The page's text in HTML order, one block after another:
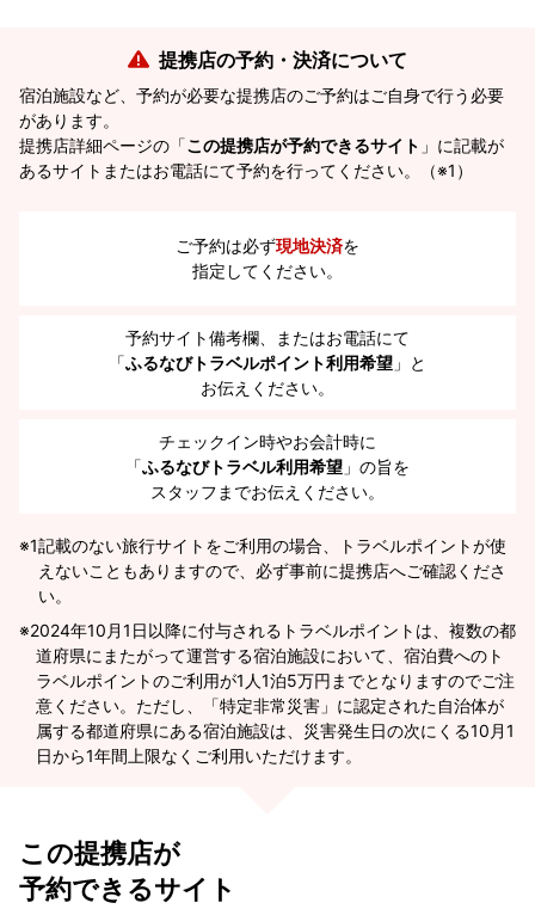
提携店の予約・決済について
宿泊施設など、予約が必要な提携店のご予約はご自身で行う必要
があります。
提携店詳細ページの「この提携店が予約できるサイト 」に記載が
あるサイトまたはお電話にて予約を行ってください。（※1）
ご予約は必ず現地決済を
指定してください。
予約サイト備考欄、またはお電話にて
「ふるなびトラベルポイント利用希望 」と
お伝えください。
チェックイン時やお会計時に
「ふるなびトラベル利用希望 」の旨を
スタッフまでお伝えください。
※1記載のない旅行サイトをご利用の場合、トラベルポイントが使
えないこともありますので、必ず事前に提携店へご確認くださ
い。
2024年10月1日以降に付与されるトラベルポイントは、複数の都
道府県にまたがって運営する宿泊施設において、宿泊費へのト
ラベルポイントのご利用が1人1泊5万円までとなりますのでご注
意ください。ただし、「特定非常災害」に認定された自治体が
属する都道府県にある宿泊施設は、災害発生日の次にくる10月1
日から1年間上限なくご利用いただけます。
この提携店が
予約できるサイト